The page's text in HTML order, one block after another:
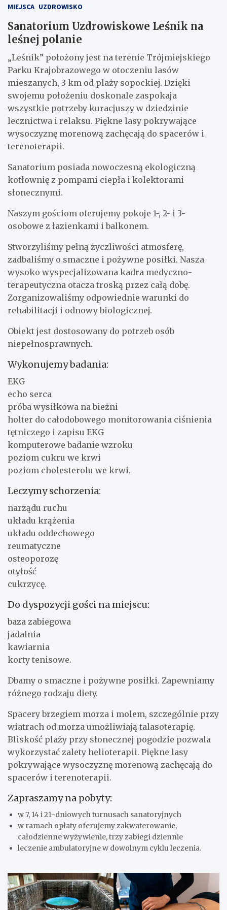
MIEJSCA UZDROWISKO
Sanatorium Uzdrowiskowe Leśnik na
leśnej polanie
„Leśnik” położony jest na terenie Trójmiejskiego
Parku Krajobrazowego w otoczeniu lasów
mieszanych, 3 km od plaży sopockiej. Dzięki
swojemu położeniu doskonale zaspokaja
wszystkie potrzeby kuracjuszy w dziedzinie
lecznictwa i relaksu. Piękne lasy pokrywające
wysoczyznę morenową zachęcają do spacerów i
terenoterapii.
Sanatorium posiada nowoczesną ekologiczną
kotłownię z pompami ciepła i kolektorami
słonecznymi.
Naszym gościom oferujemy pokoje 1-, 2- i 3-
osobowe z łazienkami i balkonem.
Stworzyliśmy pełną życzliwości atmosferę,
zadbaliśmy o smaczne i pożywne posiłki. Nasza
wysoko wyspecjalizowana kadra medyczno-
terapeutyczna otacza troską przez całą dobę.
Zorganizowaliśmy odpowiednie warunki do
rehabilitacji i odnowy biologicznej.
Obiekt jest dostosowany do potrzeb osób
niepełnosprawnych.
Wykonujemy badania:
EKG
echo serca
próba wysiłkowa na bieżni
holter do całodobowego monitorowania ciśnienia
tętniczego i zapisu EKG
komputerowe badanie wzroku
poziom cukru we krwi
poziom cholesterolu we krwi.
Leczymy schorzenia:
narządu ruchu
układu krążenia
układu oddechowego
reumatyczne
osteoporozę
otyłość
cukrzycę.
Do dyspozycji gości na miejscu:
baza zabiegowa
jadalnia
kawiarnia
korty tenisowe.
Dbamy o smaczne i pożywne posiłki. Zapewniamy
różnego rodzaju diety.
Spacery brzegiem morza i molem, szczególnie przy
wiatrach od morza umożliwiają talasoterapię.
Bliskość plaży przy słonecznej pogodzie pozwala
wykorzystać zalety helioterapii. Piękne lasy
pokrywające wysoczyznę morenową zachęcają do
spacerów i terenoterapii.
Zapraszamy na pobyty:
w 7, 14 i 21-dniowych turnusach sanatoryjnych
w ramach opłaty oferujemy zakwaterowanie,
całodzienne wyżywienie, trzy zabiegi dziennie
leczenie ambulatoryjne w dowolnym cyklu leczenia.